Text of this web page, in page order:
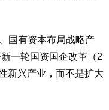
国有资本布局战略产
一轮国资国企改革（2
新兴产业，而不是扩大